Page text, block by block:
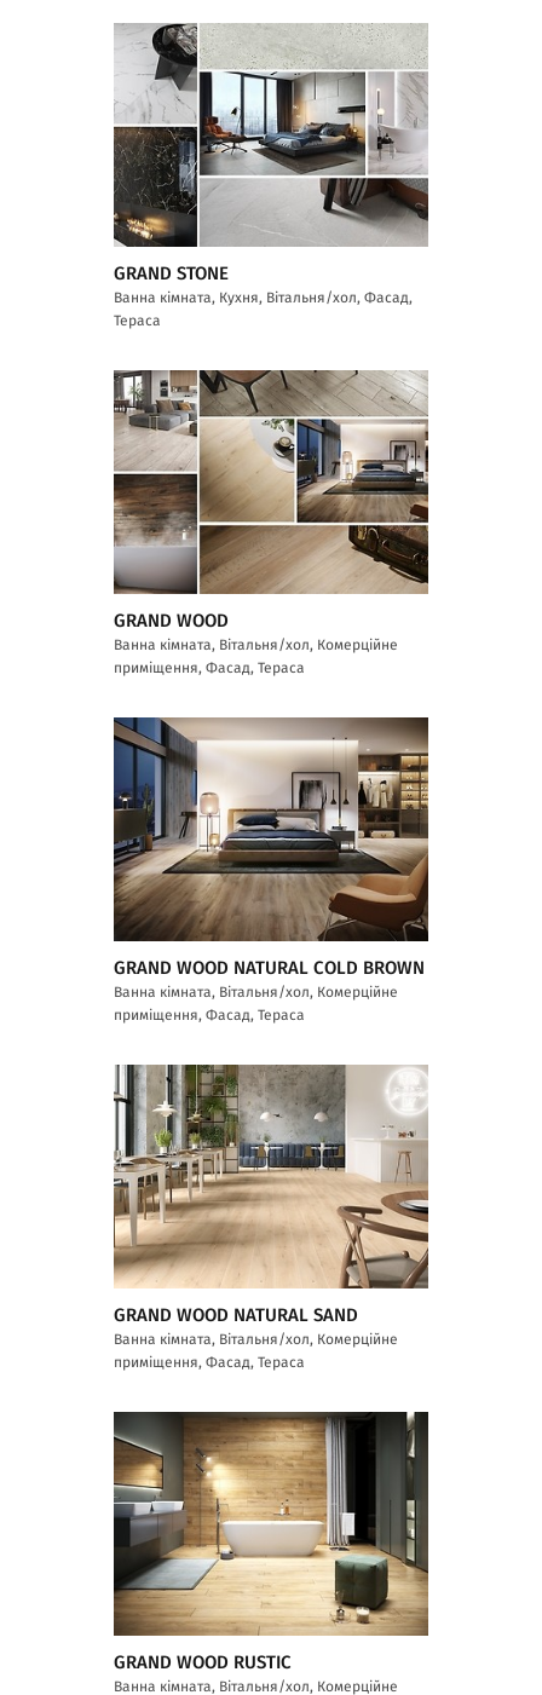
GRAND STONE
Ванна кімната, Кухня, Вітальня/хол, Фасад,
Тераса
GRAND WOOD
Ванна кімната, Вітальня/хол, Комерційне
приміщення, Фасад, Тераса
GRAND WOOD NATURAL COLD BROWN
Ванна кімната, Вітальня/хол, Комерційне
приміщення, Фасад, Тераса
GRAND WOOD NATURAL SAND
Ванна кімната, Вітальня/хол, Комерційне
приміщення, Фасад, Тераса
GRAND WOOD RUSTIC
Ванна кімната, Вітальня/хол, Комерційне